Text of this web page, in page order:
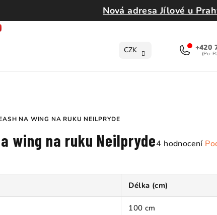
Nová adresa Jílové u
CZK +420
NA WING NA RUKU NEILPRYDE
wing na ruku NeilprydePrůměrné
5,0
4 hodnocení
Délka (cm)
100 cm